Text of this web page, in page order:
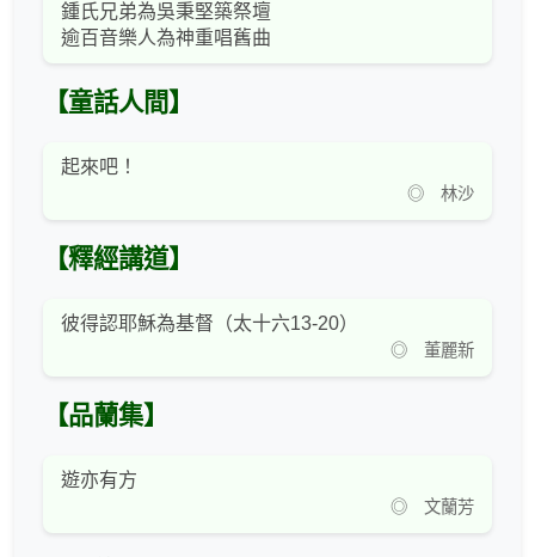
鍾氏兄弟為吳秉堅築祭壇
逾百音樂人為神重唱舊曲
【童話人間】
起來吧！
◎ 林沙
【釋經講道】
彼得認耶穌為基督（太十六13-20）
◎ 董麗新
【品蘭集】
遊亦有方
◎ 文蘭芳